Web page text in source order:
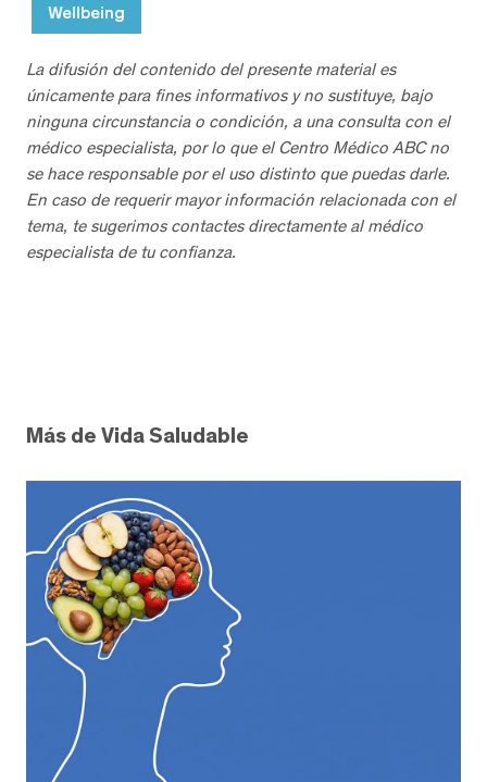
Wellbeing
La difusión del contenido del presente material es
únicamente para fines informativos y no sustituye, bajo
ninguna circunstancia o condición, a una consulta con el
médico especialista, por lo que el Centro Médico ABC no
se hace responsable por el uso distinto que puedas darle.
En caso de requerir mayor información relacionada con el
tema, te sugerimos contactes directamente al médico
especialista de tu confianza.
Más de Vida Saludable